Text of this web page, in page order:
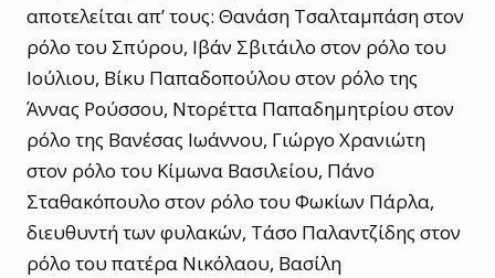
αποτελείται απ’ τους: Θανάση Τσαλταμπάση στον
ρόλο του Σπύρου, Ιβάν Σβιτάιλο στον ρόλο του
Ιούλιου, Bίκυ Παπαδοπούλου στον ρόλο της
Άννας Ρούσσου, Ντορέττα Παπαδημητρίου στον
ρόλο της Βανέσας Ιωάννου, Γιώργο Χρανιώτη
στον ρόλο του Κίμωνα Βασιλείου, Πάνο
Σταθακόπουλο στον ρόλο του Φωκίων Πάρλα,
διευθυντή των φυλακών, Τάσο Παλαντζίδης στον
ρόλο του πατέρα Νικόλαου, Βασίλη